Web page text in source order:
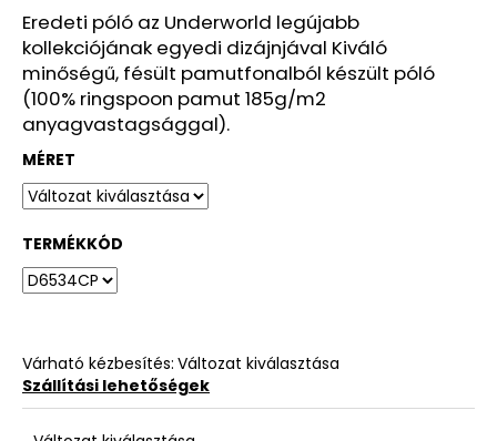
csillag.
Eredeti póló az Underworld legújabb
kollekciójának egyedi dizájnjával Kiváló
minőségű, fésült pamutfonalból készült póló
(100% ringspoon pamut 185g/m2
anyagvastagsággal).
MÉRET
TERMÉKKÓD
Várható kézbesítés: Változat kiválasztása
Szállítási lehetőségek